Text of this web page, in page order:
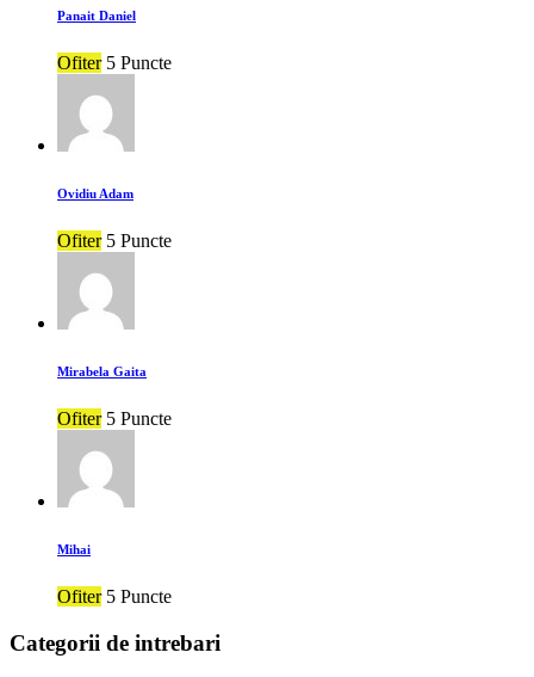
Panait Daniel
Ofiter 5 Puncte
Ovidiu Adam
Ofiter 5 Puncte
Mirabela Gaita
Ofiter 5 Puncte
Mihai
Ofiter 5 Puncte
Categorii de intrebari